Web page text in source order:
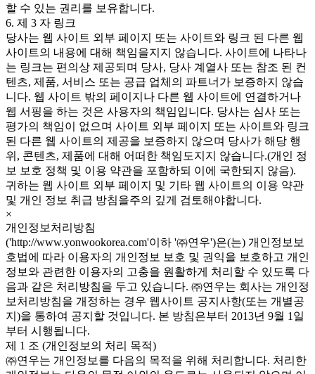
할 수 있는 권리를 보유합니다.
6. 제 3 자 링크
당사는 웹 사이트 외부 페이지 또는 사이트와 링크 된 다른 웹
사이트의 내용에 대해 책임을지지 않습니다. 사이트에 나타나
는 링크는 편의상 제공되며 당사, 당사 계열사 또는 참조 된 컨
텐츠, 제품, 서비스 또는 공급 업체의 파트너가 보증하지 않습
니다. 웹 사이트 밖의 페이지나 다른 웹 사이트에 연결하거나
웹 서핑을 하는 것은 사용자의 책임입니다. 당사는 심사 또는
평가의 책임이 없으며 사이트 외부 페이지 또는 사이트와 링크
된 다른 웹 사이트의 제공을 보증하지 않으며 당사가 해당 행
위, 콘텐츠, 제품에 대해 어떠한 책임도지지 않습니다.(개인 정
보 보호 정책 및 이용 약관을 포함하되 이에 국한되지 않음).
귀하는 웹 사이트 외부 페이지 및 기타 웹 사이트의 이용 약관
및 개인 정보 취급 방침을주의 깊게 검토해야합니다.
×
개인정보처리방침
('http://www.yonwookorea.com'이하 '㈜연우')은(는) 개인정보보
호법에 따라 이용자의 개인정보 보호 및 권익을 보호하고 개인
정보와 관련한 이용자의 고충을 원활하게 처리할 수 있도록 다
음과 같은 처리방침을 두고 있습니다. ㈜연우는 회사는 개인정
보처리방침을 개정하는 경우 웹사이트 공지사항(또는 개별공
지)을 통하여 공지할 것입니다. 본 방침은부터 2013년 9월 1일
부터 시행됩니다.
제 1 조 (개인정보의 처리 목적)
㈜연우는 개인정보를 다음의 목적을 위해 처리합니다. 처리한